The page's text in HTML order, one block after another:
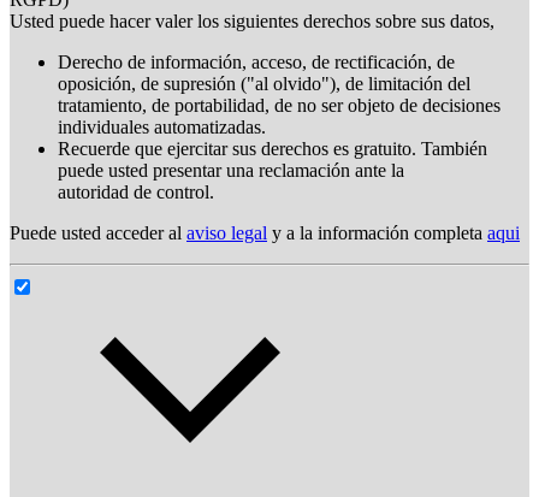
Usted puede hacer valer los siguientes derechos sobre sus datos,
Derecho de información, acceso, de rectificación, de
oposición, de supresión ("al olvido"), de limitación del
tratamiento, de portabilidad, de no ser objeto de decisiones
individuales automatizadas.
Recuerde que ejercitar sus derechos es gratuito. También
puede usted presentar una reclamación ante la
autoridad de control.
Puede usted acceder al aviso legal y a la información completa aqui